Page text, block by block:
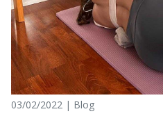
03/02/2022 | Blog